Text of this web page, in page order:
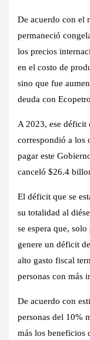
De acuerdo con el
permaneció
los precios
en el costo de
sino que fue
deuda con
A 2023, ese déficit
correspondió a los
pagar este
canceló $26.4
El déficit que se
su totalidad al
se espera que,
genere un déficit
alto gasto fiscal
personas con más
De acuerdo con
personas del 10%
más los beneficios